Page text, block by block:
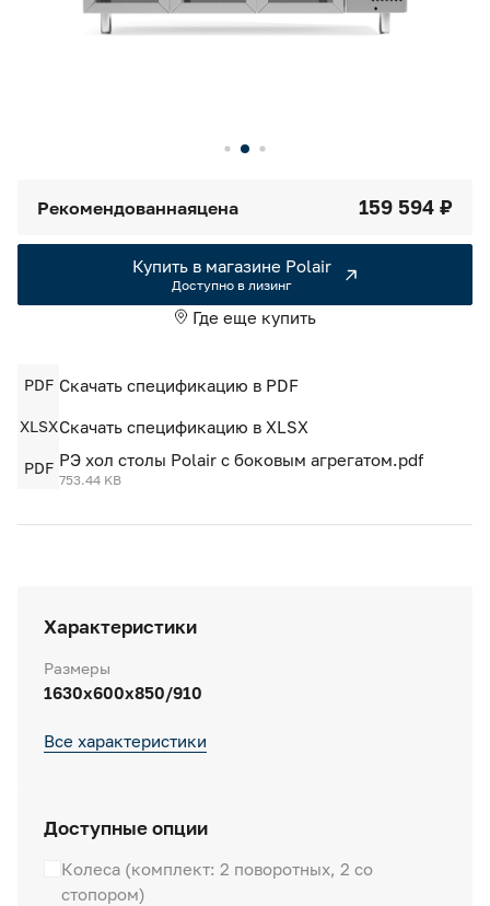
Характеристики
Размеры
1630x600x850/910
Все характеристики
Доступные опции
Колеса (комплект: 2 поворотных, 2 со
стопором)
Рекомендованнаяцена 159 594 ₽
Купить в магазине Polair
Доступно в лизинг
Где еще купить
PDF Скачать спецификацию в PDF
XLSXСкачать спецификацию в XLSX
PDF РЭ хол столы Polair с боковым агрегатом.pdf
753.44 KB
Камеры холодильные
Решения для Вашего Dark Store
Smart Serviсe